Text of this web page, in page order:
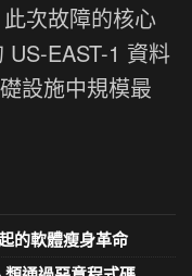
次故障的核心
EAST-1 資料
設施中規模最
的軟體瘦身革命